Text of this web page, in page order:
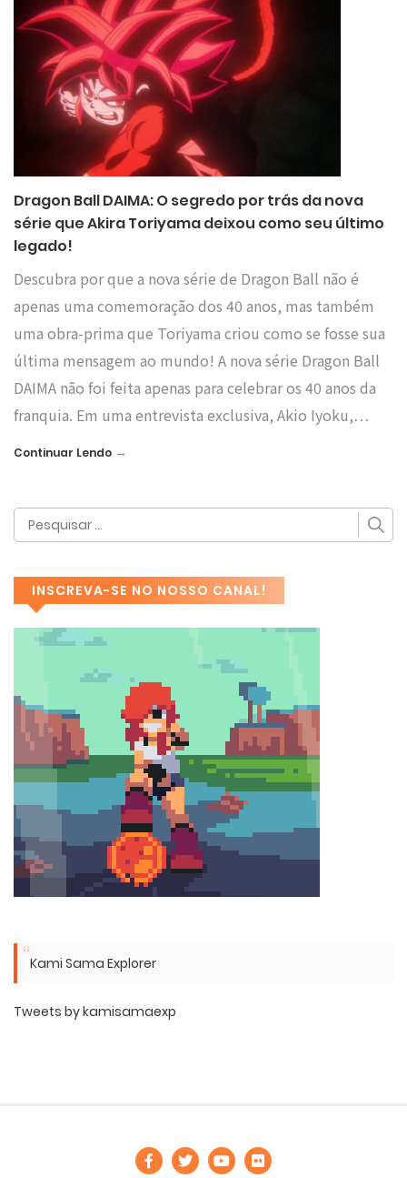
Dragon Ball DAIMA: O segredo por trás da nova
série que Akira Toriyama deixou como seu último
legado!
Descubra por que a nova série de Dragon Ball não é
apenas uma comemoração dos 40 anos, mas também
uma obra-prima que Toriyama criou como se fosse sua
última mensagem ao mundo! A nova série Dragon Ball
DAIMA não foi feita apenas para celebrar os 40 anos da
franquia. Em uma entrevista exclusiva, Akio Iyoku,…
Continuar Lendo →
INSCREVA-SE NO NOSSO CANAL!
Kami Sama Explorer
Tweets by kamisamaexp